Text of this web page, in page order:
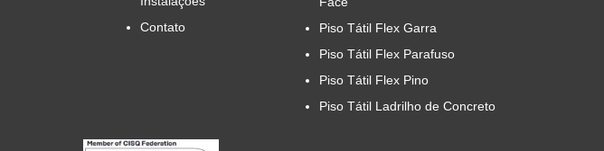
Contato
Piso Tátil Flex Garra
Piso Tátil Flex Parafuso
Piso Tátil Flex Pino
Piso Tátil Ladrilho de Concreto